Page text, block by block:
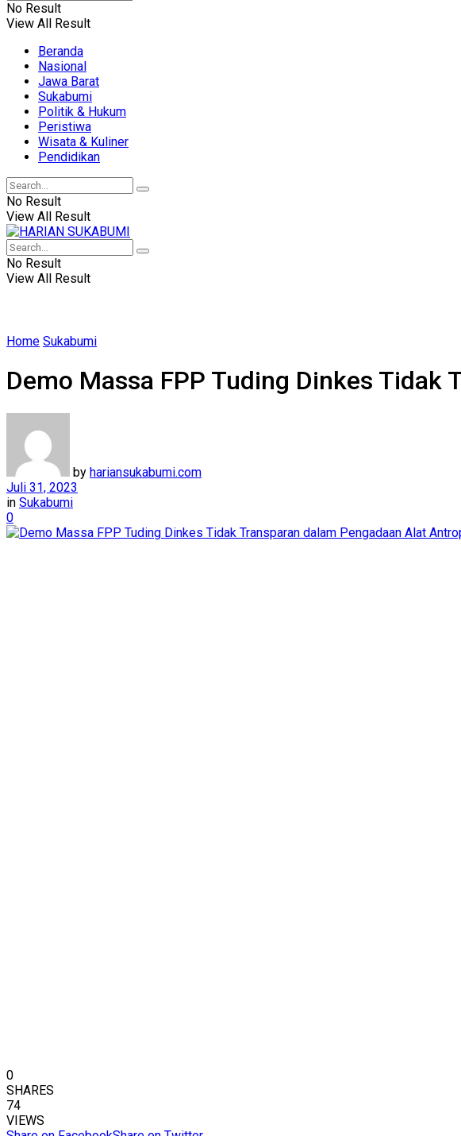
No Result
View All Result
Beranda
Nasional
Jawa Barat
Sukabumi
Politik & Hukum
Peristiwa
Wisata & Kuliner
Pendidikan
No Result
View All Result
No Result
View All Result
Home Sukabumi
Demo Massa FPP Tuding Dinkes
by hariansukabumi.com
Juli 31, 2023
in Sukabumi
0
0
SHARES
74
VIEWS